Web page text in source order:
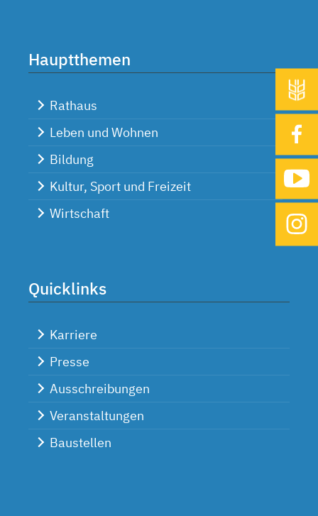
Hauptthemen
Rathaus
Leben und Wohnen
Bildung
Kultur, Sport und Freizeit
Wirtschaft
Quicklinks
Karriere
Presse
Ausschreibungen
Veranstaltungen
Baustellen